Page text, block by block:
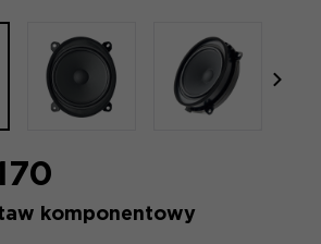
komponentowy